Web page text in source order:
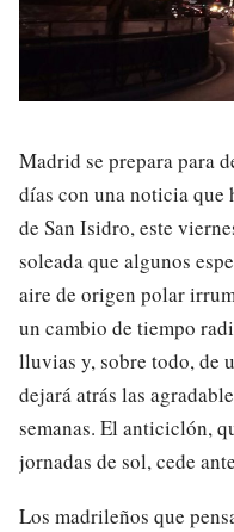
Madrid se prepara para
días con una noticia que
de San Isidro, este
soleada que algunos
aire de origen polar
un cambio de tiempo
lluvias y, sobre todo, de
dejará atrás las
semanas. El anticiclón,
jornadas de sol, cede
Los madrileños que